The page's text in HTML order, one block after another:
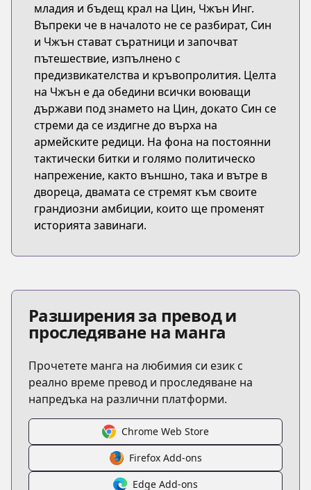
младия и бъдещ крал на Цин, Чжън Инг.
Въпреки че в началото не се разбират, Син
и Чжън стават съратници и започват
пътешествие, изпълнено с
предизвикателства и кръвопролития. Целта
на Чжън е да обедини всички воюващи
държави под знамето на Цин, докато Син се
стреми да се издигне до върха на
армейските редици. На фона на постоянни
тактически битки и голямо политическо
напрежение, както външно, така и вътре в
двореца, двамата се стремят към своите
грандиозни амбиции, които ще променят
историята завинаги.
Разширения за превод и
проследяване на манга
Прочетете манга на любимия си език с
реално време превод и проследяване на
напредъка на различни платформи.
Chrome Web Store
Firefox Add-ons
Edge Add-ons